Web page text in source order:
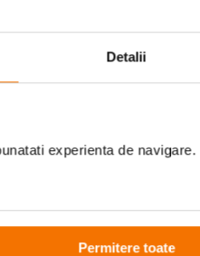
Detalii
experienta de
Permitere toate